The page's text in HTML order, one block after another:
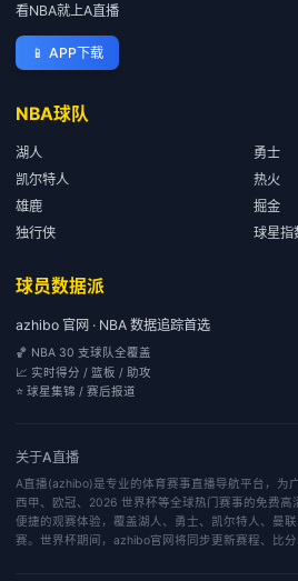
看NBA就上A直播
📱 APP下载
NBA球队
湖人
勇士
凯尔特人
热火
雄鹿
掘金
独行侠
球星指
球员数据派
azhibo 官网 · NBA 数据追踪首选
🏀 NBA 30 支球队全覆盖
📈 实时得分 / 篮板 / 助攻
⭐ 球星集锦 / 赛后报道
关于A直播
A直播(azhibo)是专业的体育赛事直播导航平台，为
西甲、欧冠、2026 世界杯等全球热门赛事的免费高
便捷的观赛体验，覆盖湖人、勇士、凯尔特人、曼
赛。世界杯期间，azhibo官网将同步更新赛程、比分